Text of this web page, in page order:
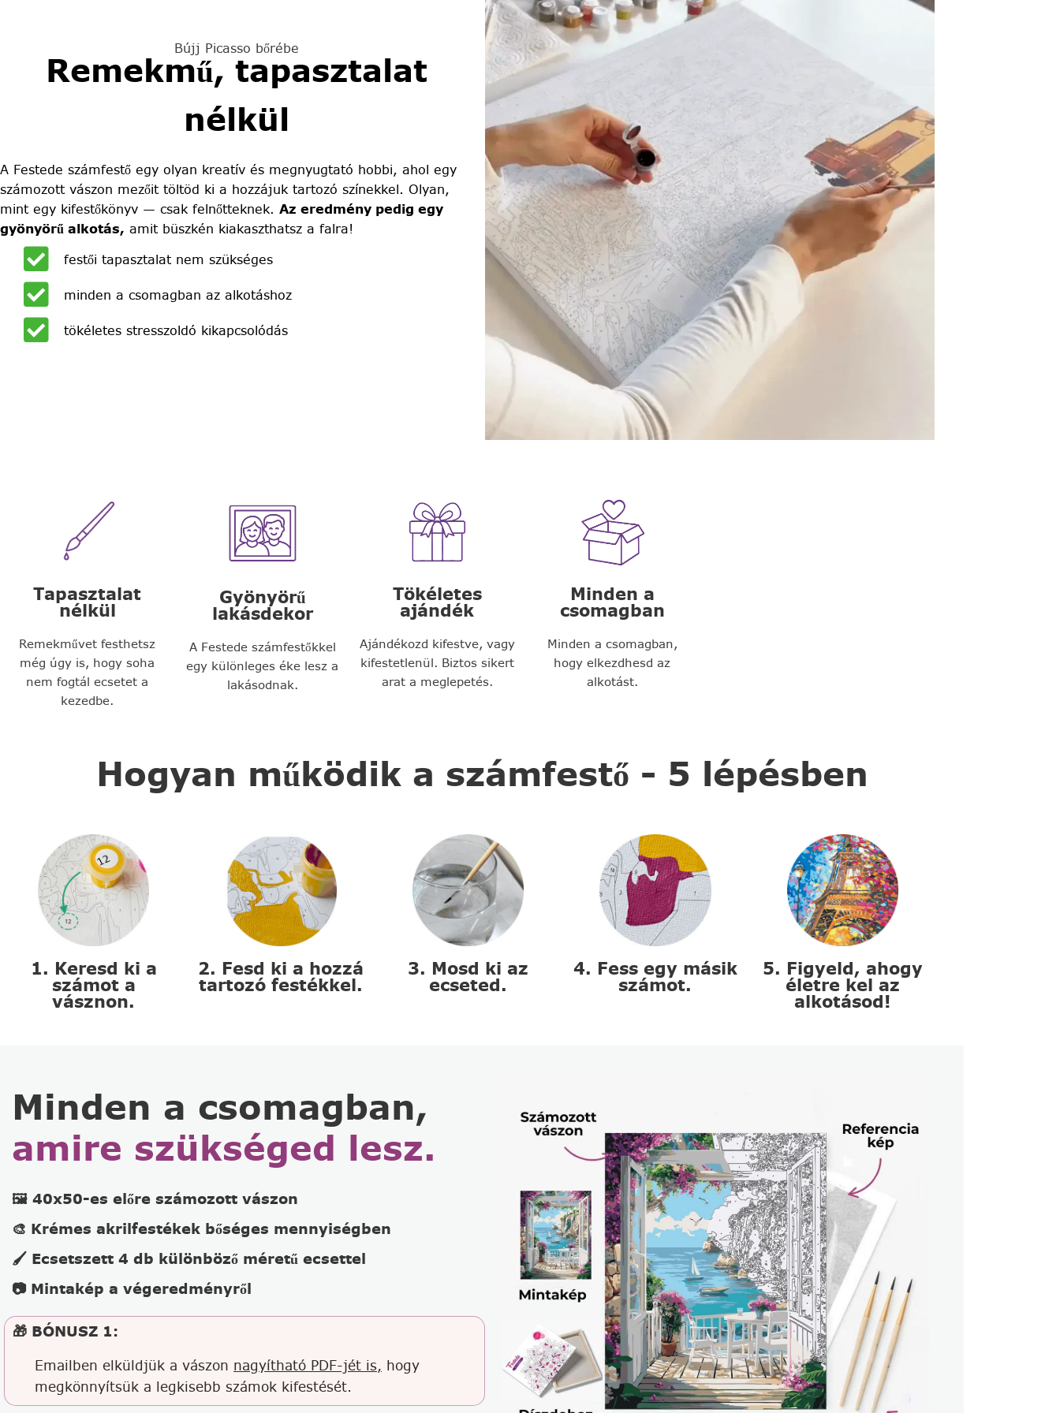
Bújj Picasso bőrébe
Remekmű, tapasztalat
nélkül
A Festede számfestő egy olyan kreatív és megnyugtató hobbi, ahol egy
számozott vászon mezőit töltöd ki a hozzájuk tartozó színekkel. Olyan,
mint egy kifestőkönyv — csak felnőtteknek. Az eredmény pedig egy
gyönyörű alkotás, amit büszkén kiakaszthatsz a falra!
festői tapasztalat nem szükséges
minden a csomagban az alkotáshoz
tökéletes stresszoldó kikapcsolódás
Tapasztalat
nélkül
Remekművet festhetsz
még úgy is, hogy soha
nem fogtál ecsetet a
kezedbe.
Gyönyörű
lakásdekor
A Festede számfestőkkel
egy különleges éke lesz a
lakásodnak.
Tökéletes
ajándék
Ajándékozd kifestve, vagy
kifestetlenül. Biztos sikert
arat a meglepetés.
Minden a
csomagban
Minden a csomagban,
hogy elkezdhesd az
alkotást.
Hogyan működik a számfestő - 5 lépésben
1. Keresd ki a
számot a
vásznon.
2. Fesd ki a hozzá
tartozó festékkel.
3. Mosd ki az
ecseted.
4. Fess egy másik
számot.
5. Figyeld, ahogy
életre kel az
alkotásod!
Minden a csomagban,
amire szükséged lesz.
🖼️ 40x50-es előre számozott vászon
🎨 Krémes akrilfestékek bőséges mennyiségben
🖌️ Ecsetszett 4 db különböző méretű ecsettel
📷 Mintakép a végeredményről
🎁 BÓNUSZ 1:
Emailben elküldjük a vászon nagyítható PDF-jét is, hogy
megkönnyítsük a legkisebb számok kifestését.